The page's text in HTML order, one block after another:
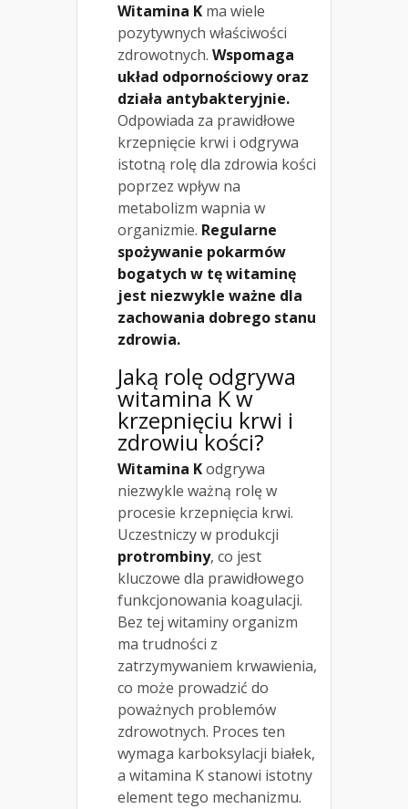
Witamina K ma wiele
pozytywnych właściwości
zdrowotnych. Wspomaga
układ odpornościowy oraz
działa antybakteryjnie.
Odpowiada za prawidłowe
krzepnięcie krwi i odgrywa
istotną rolę dla zdrowia kości
poprzez wpływ na
metabolizm wapnia w
organizmie. Regularne
spożywanie pokarmów
bogatych w tę witaminę
jest niezwykle ważne dla
zachowania dobrego stanu
zdrowia.
Jaką rolę odgrywa
witamina K w
krzepnięciu krwi i
zdrowiu kości?
Witamina Kodgrywa
niezwykle ważną rolę w
procesie krzepnięcia krwi.
Uczestniczy w produkcji
protrombiny, co jest
kluczowe dla prawidłowego
funkcjonowania koagulacji.
Bez tej witaminy organizm
ma trudności z
zatrzymywaniem krwawienia,
co może prowadzić do
poważnych problemów
zdrowotnych. Proces ten
wymaga karboksylacji białek,
a witamina K stanowi istotny
element tego mechanizmu.